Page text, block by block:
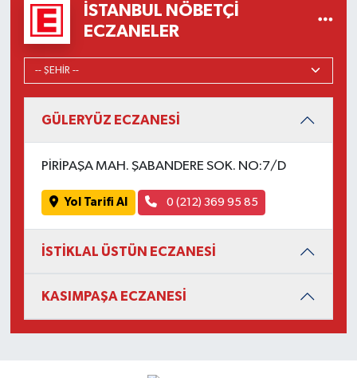
İSTANBUL NÖBETÇI
ECZANELER
GÜLERYÜZ ECZANESİ
PİRİPAŞA MAH. ŞABANDERE SOK. NO:7/D
Yol Tarifi Al 0 (212) 369 95 85
İSTİKLAL ÜSTÜN ECZANESİ
KASIMPAŞA ECZANESİ